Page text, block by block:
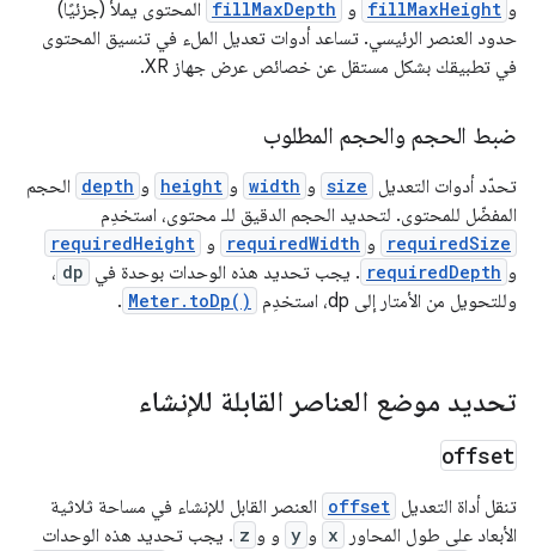
و fillMaxHeight و fillMaxDepth المحتوى يملأ (جزئيًا)
حدود العنصر الرئيسي. تساعد أدوات تعديل الملء في تنسيق المحتوى
في تطبيقك بشكل مستقل عن خصائص عرض جهاز XR.
ضبط الحجم والحجم المطلوب
تحدّد أدوات التعديل size و width و height و depth الحجم
المفضّل للمحتوى. لتحديد الحجم الدقيق للـ محتوى، استخدِم
requiredSize و requiredWidth و requiredHeight
و requiredDepth . يجب تحديد هذه الوحدات بوحدة في dp ،
وللتحويل من الأمتار إلى dp، استخدِم
Meter.toDp()
.
تحديد موضع العناصر القابلة للإنشاء
offset
تنقل أداة التعديل offset العنصر القابل للإنشاء في مساحة ثلاثية
الأبعاد على طول المحاور
x و y و و z . يجب تحديد هذه الوحدات